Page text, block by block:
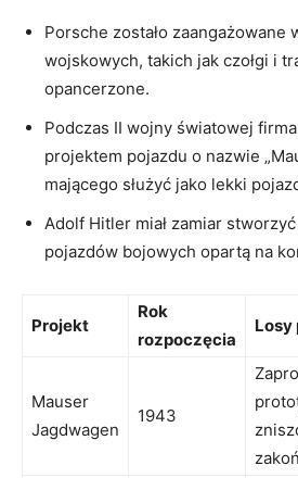
Porsche‍ zostało
wojskowych, takich jak czołgi i
‌opancerzone.
Podczas II wojny światowej‌ firma
‌projektem pojazdu⁢ o nazwie
mającego służyć⁣ jako lekki
Adolf⁤ Hitler miał⁢ zamiar stworzyć
pojazdów bojowych opartą⁤ na
Projekt
Rok⁤
rozpoczęcia
Losy
Mauser
Jagdwagen
1943